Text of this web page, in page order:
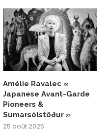
Amélie Ravalec «
Japanese Avant-Garde
Pioneers &
Sumarsólstöður »
25 août 2025